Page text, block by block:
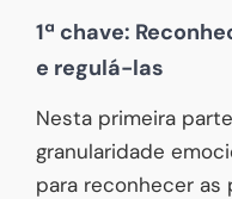
1ª chave:
e regulá-las
Nesta primeira
granularidade
para reconhecer